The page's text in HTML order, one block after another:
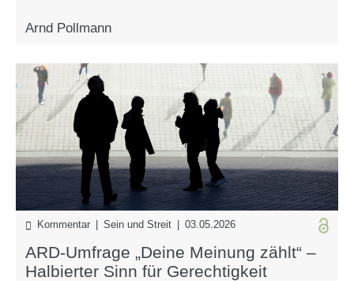
Arnd Pollmann
Kommentar | Sein und Streit | 03.05.2026
ARD-Umfrage „Deine Meinung zählt“ –
Halbierter Sinn für Gerechtigkeit